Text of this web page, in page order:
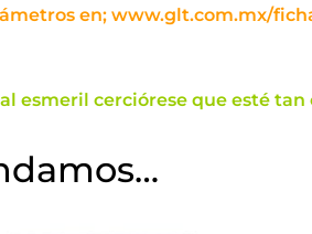
en; www.glt.com.mx/
esmeril cerciórese que esté